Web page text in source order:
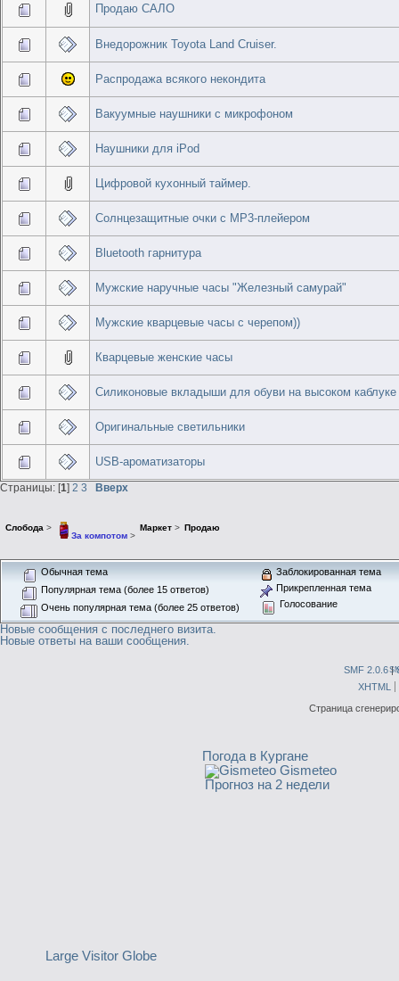
Продаю САЛО
Внедорожник Toyota Land Cruiser.
Распродажа всякого некондита
Вакуумные наушники с микрофоном
Наушники для iPod
Цифровой кухонный таймер.
Солнцезащитные очки с МР3-плейером
Bluetooth гарнитура
Мужские наручные часы "Железный самурай"
Мужские кварцевые часы с черепом))
Кварцевые женские часы
Силиконовые вкладыши для обуви на высоком каблуке
Оригинальные светильники
USB-ароматизаторы
Страницы: [1] 2 3 Вверх
Слобода >
За компотом>
Маркет> Продаю
Обычная тема
Популярная тема (более 15 ответов)
Очень популярная тема (более 25 ответов)
Заблокированная тема
Прикрепленная тема
Голосование
Новые сообщения с последнего визита.
Новые ответы на ваши сообщения.
SMF 2.0.6|
XHTML
Страница
Large Visitor Globe
Погода в Кургане
Gismeteo
Прогноз на 2 недели